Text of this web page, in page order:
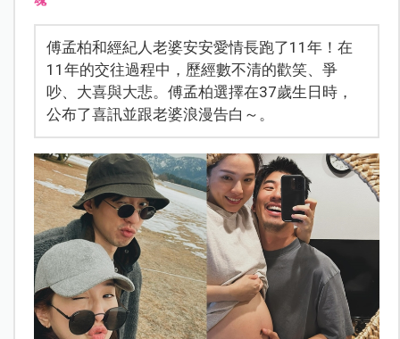
傅孟柏和經紀人老婆安安愛情長跑了11年！在
11年的交往過程中，歷經數不清的歡笑、爭
吵、大喜與大悲。傅孟柏選擇在37歲生日時，
公布了喜訊並跟老婆浪漫告白～。